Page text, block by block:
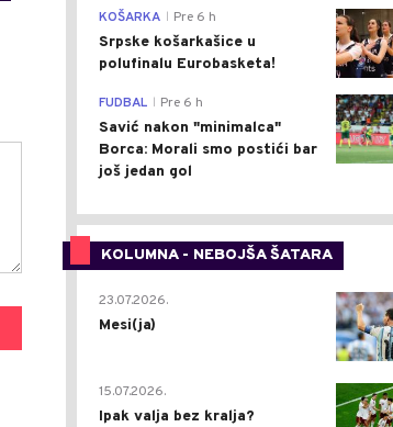
KOŠARKA Pre 6 h
Srpske košarkašice u
polufinalu Eurobasketa!
FUDBAL Pre 6 h
Savić nakon "minimalca"
Borca: Morali smo postići bar
još jedan gol
KOLUMNA - NEBOJŠA ŠATARA
23.07.2026.
Mesi(ja)
15.07.2026.
Ipak valja bez kralja?